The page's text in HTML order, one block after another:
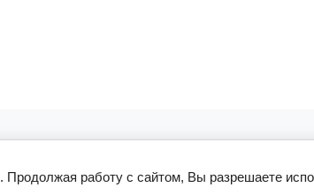
работу с сайтом, Вы разрешаете